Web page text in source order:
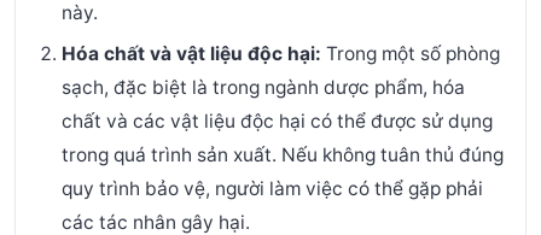
này.
Hóa chất và vật liệu độc hại: Trong một số phòng
sạch, đặc biệt là trong ngành dược phẩm, hóa
chất và các vật liệu độc hại có thể được sử dụng
trong quá trình sản xuất. Nếu không tuân thủ đúng
quy trình bảo vệ, người làm việc có thể gặp phải
các tác nhân gây hại.